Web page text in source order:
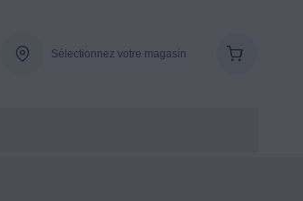
Sélectionnez votre magasin